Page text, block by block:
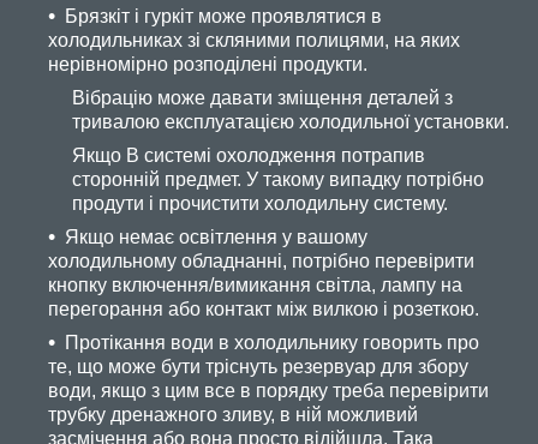
Брязкіт і гуркіт може проявлятися в
холодильниках зі скляними полицями, на яких
нерівномірно розподілені продукти.
Вібрацію може давати зміщення деталей з
тривалою експлуатацією холодильної установки.
Якщо В системі охолодження потрапив
сторонній предмет. У такому випадку потрібно
продути і прочистити холодильну систему.
Якщо немає освітлення у вашому
холодильному обладнанні, потрібно перевірити
кнопку включення/вимикання світла, лампу на
перегорання або контакт між вилкою і розеткою.
Протікання води в холодильнику говорить про
те, що може бути тріснуть резервуар для збору
води, якщо з цим все в порядку треба перевірити
трубку дренажного зливу, в ній можливий
засмічення або вона просто відійшла. Така